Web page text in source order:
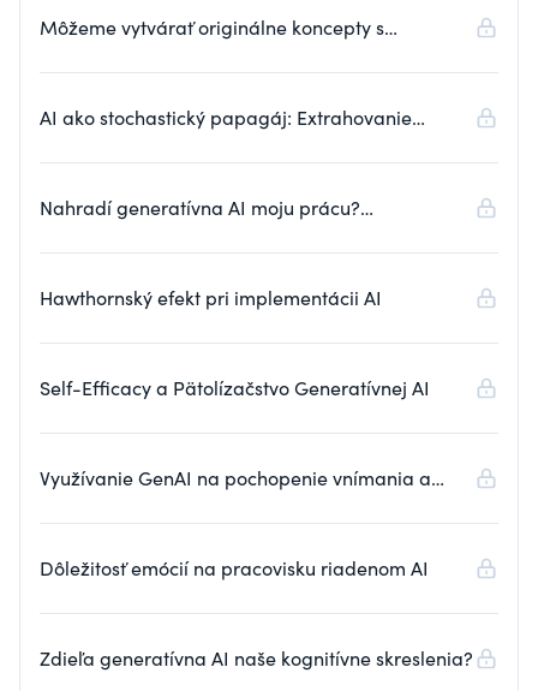
Môžeme vytvárať originálne koncepty s
AI ako stochastický papagáj: Extrahovanie
Nahradí generatívna AI moju prácu?
Hawthornský efekt pri implementácii AI
Self-Efficacy a Pätolízačstvo Generatívnej AI
Využívanie GenAI na pochopenie vnímania a
Dôležitosť emócií na pracovisku riadenom AI
Zdieľa generatívna AI naše kognitívne skreslenia?